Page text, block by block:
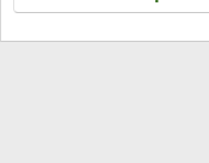
Community platform by